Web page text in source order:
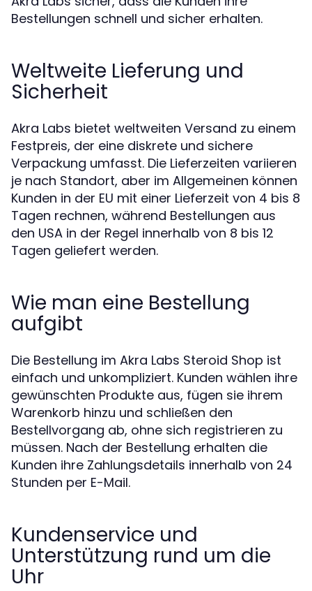
Bestellungen schnell und sicher erhalten.
Weltweite Lieferung und
Sicherheit
Akra Labs bietet weltweiten Versand zu einem
Festpreis, der eine diskrete und sichere
Verpackung umfasst. Die Lieferzeiten variieren
je nach Standort, aber im Allgemeinen können
Kunden in der EU mit einer Lieferzeit von 4 bis 8
Tagen rechnen, während Bestellungen aus
den USA in der Regel innerhalb von 8 bis 12
Tagen geliefert werden.
Wie man eine Bestellung
aufgibt
Die Bestellung im Akra Labs Steroid Shop ist
einfach und unkompliziert. Kunden wählen ihre
gewünschten Produkte aus, fügen sie ihrem
Warenkorb hinzu und schließen den
Bestellvorgang ab, ohne sich registrieren zu
müssen. Nach der Bestellung erhalten die
Kunden ihre Zahlungsdetails innerhalb von 24
Stunden per E-Mail.
Kundenservice und
Unterstützung rund um die
Uhr